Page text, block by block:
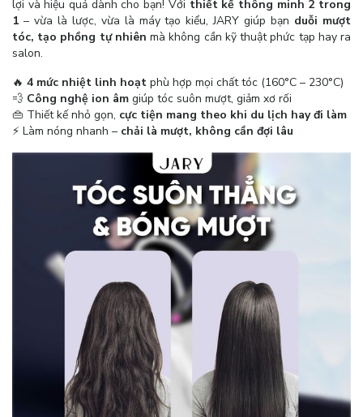
lợi và hiệu quả dành cho bạn! Với thiết kế thông minh 2 trong
1 – vừa là lược, vừa là máy tạo kiểu, JARY giúp bạn duỗi mượt
tóc, tạo phồng tự nhiên mà không cần kỹ thuật phức tạp hay ra
salon.
🔥 4 mức nhiệt linh hoạt phù hợp mọi chất tóc (160°C – 230°C)
💨 Công nghệ ion âm giúp tóc suôn mượt, giảm xơ rối
👜 Thiết kế nhỏ gọn, cực tiện mang theo khi du lịch hay đi làm
⚡ Làm nóng nhanh – chải là mượt, không cần đợi lâu